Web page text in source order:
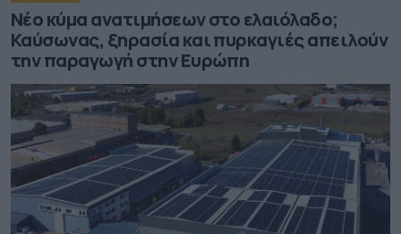
Νέο κύμα ανατιμήσεων στο ελαιόλαδο;
Καύσωνας, ξηρασία και πυρκαγιές απειλούν
την παραγωγή στην Ευρώπη